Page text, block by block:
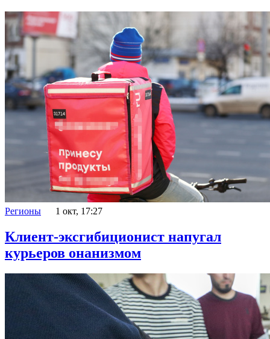
Регионы 1 окт, 17:27
Клиент-эксгибиционист напугал
курьеров онанизмом